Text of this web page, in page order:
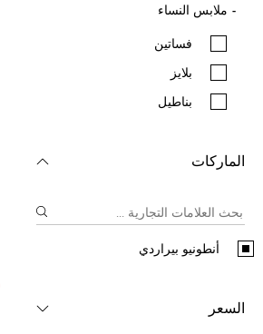
ملابس النساء
فساتين
بلايز
بناطيل
الماركات
أنطونيو بيراردي
السعر